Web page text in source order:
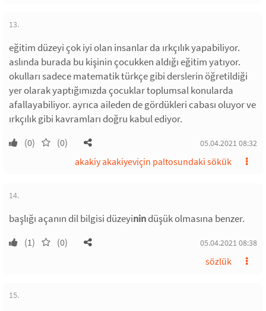
13.
eğitim düzeyi çok iyi olan insanlar da ırkçılık yapabiliyor.
aslında burada bu kişinin çocukken aldığı eğitim yatıyor.
okulları sadece matematik türkçe gibi derslerin öğretildiği
yer olarak yaptığımızda çocuklar toplumsal konularda
afallayabiliyor. ayrıca aileden de gördükleri cabası oluyor ve
ırkçılık gibi kavramları doğru kabul ediyor.
(0) (0) 05.04.2021 08:32
akakiy akakiyeviçin paltosundaki sökük
14.
başlığı açanın dil bilgisi düzeyinindüşük olmasına benzer.
(1) (0) 05.04.2021 08:38
sözlük
15.